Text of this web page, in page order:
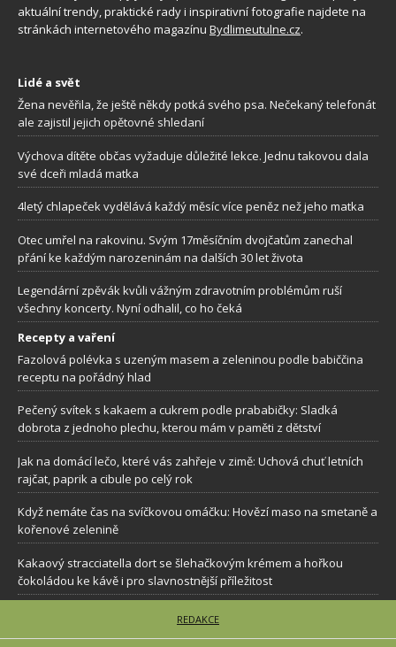
aktuální trendy, praktické rady i inspirativní fotografie najdete na
stránkách internetového magazínu Bydlimeutulne.cz.
Lidé a svět
Žena nevěřila, že ještě někdy potká svého psa. Nečekaný telefonát
ale zajistil jejich opětovné shledaní
Výchova dítěte občas vyžaduje důležité lekce. Jednu takovou dala
své dceři mladá matka
4letý chlapeček vydělává každý měsíc více peněz než jeho matka
Otec umřel na rakovinu. Svým 17měsíčním dvojčatům zanechal
přání ke každým narozeninám na dalších 30 let života
Legendární zpěvák kvůli vážným zdravotním problémům ruší
všechny koncerty. Nyní odhalil, co ho čeká
Recepty a vaření
Fazolová polévka s uzeným masem a zeleninou podle babiččina
receptu na pořádný hlad
Pečený svítek s kakaem a cukrem podle prababičky: Sladká
dobrota z jednoho plechu, kterou mám v paměti z dětství
Jak na domácí lečo, které vás zahřeje v zimě: Uchová chuť letních
rajčat, paprik a cibule po celý rok
Když nemáte čas na svíčkovou omáčku: Hovězí maso na smetaně a
kořenové zelenině
Kakaový stracciatella dort se šlehačkovým krémem a hořkou
čokoládou ke kávě i pro slavnostnější příležitost
REDAKCE